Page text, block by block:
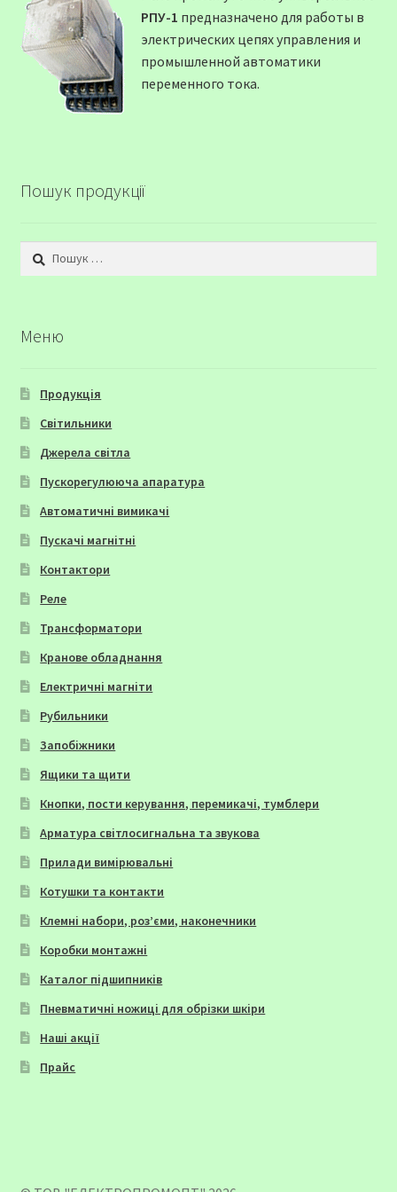
РПУ-1 предназначено для работы в
электрических цепях управления и
промышленной автоматики
переменного тока.
Пошук продукції
Пошук:
Меню
Продукція
Світильники
Джерела світла
Пускорегулююча апаратура
Автоматичні вимикачі
Пускачі магнітні
Контактори
Реле
Трансформатори
Кранове обладнання
Електричні магніти
Рубильники
Запобіжники
Ящики та щити
Кнопки, пости керування, перемикачі, тумблери
Арматура світлосигнальна та звукова
Прилади вимірювальні
Котушки та контакти
Клемні набори, роз’єми, наконечники
Коробки монтажні
Каталог підшипників
Пневматичні ножиці для обрізки шкіри
Наші акції
Прайс